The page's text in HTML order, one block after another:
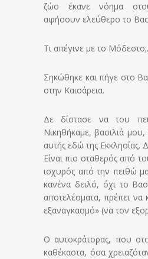
ζώο έκανε νόημα
αφήσουν ελεύθερο το
Τι απέγινε με το
Σηκώθηκε και πήγε στο
στην Καισάρεια.
Δε δίστασε να του
Νικηθήκαμε, βασιλιά
αυτής εδώ της Εκκλησίας.
Είναι πιο σταθερός από
ισχυρός από την πειθώ
κανένα δειλό, όχι το
αποτελέσματα, πρέπει
εξαναγκασμό» (να τον
Ο αυτοκράτορας, που
καθέκαστα, όσα